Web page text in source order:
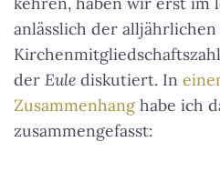
anlässlich der
der Eule diskutiert. In
Zusammenhang habe ich
zusammengefasst: